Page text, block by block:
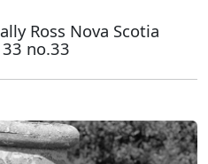
Ross Nova Scotia
no.33